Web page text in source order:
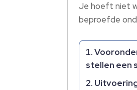
Je hoeft niet
beproefde
stellen een